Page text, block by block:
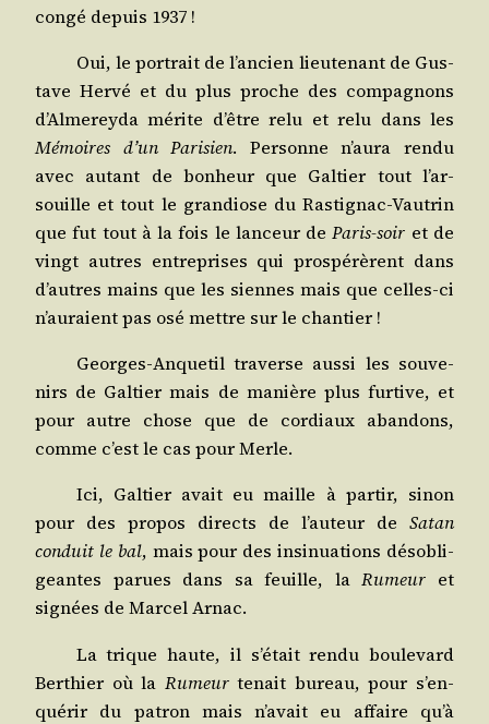
congé depuis 1937 !
Oui, le por­trait de l’an­cien lieu­te­nant de Gus­
tave Her­vé et du plus proche des com­pa­gnons
d’Al­me­rey­da mérite d’être relu et relu dans les
Mémoires d’un Pari­sien. Per­sonne n’au­ra ren­du
avec autant de bon­heur que Gal­tier tout l’ar­
souille et tout le gran­diose du Ras­ti­gnac-Vau­trin
que fut tout à la fois le lan­ceur deParis-soir et de
vingt autres entre­prises qui pros­pé­rèrent dans
d’autres mains que les siennes mais que celles-ci
n’au­raient pas osé mettre sur le chantier !
Georges-Anque­til tra­verse aus­si les sou­ve­
nirs de Gal­tier mais de manière plus fur­tive, et
pour autre chose que de cor­diaux aban­dons,
comme c’est le cas pour Merle.
Ici, Gal­tier avait eu maille à par­tir, sinon
pour des pro­pos directs de l’au­teur de Satan
conduit le bal, mais pour des insi­nua­tions déso­bli­
geantes parues dans sa feuille, laRumeur et
signées de Mar­cel Arnac.
La trique haute, il s’é­tait ren­du bou­le­vard
Ber­thier où la Rumeurtenait bureau, pour s’en­
qué­rir du patron mais n’a­vait eu affaire qu’à